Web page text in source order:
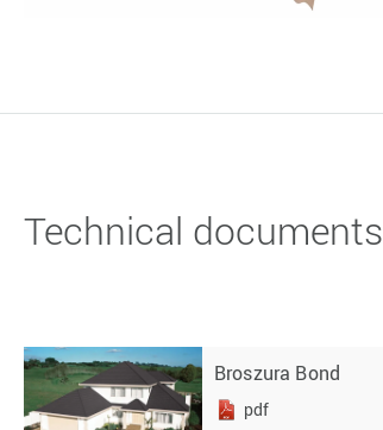
Technical documents
Broszura Bond
pdf